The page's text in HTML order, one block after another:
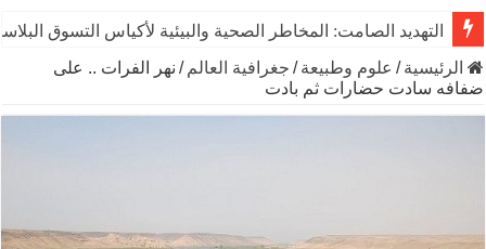
التهديد الصامت: المخاطر الصحية والبيئية لأكياس التسوق
الرئيسية / علوم وطبيعة / جغرافية العالم / نهر الفرات .. على
ضفافه سادت حضارات ثم بادت